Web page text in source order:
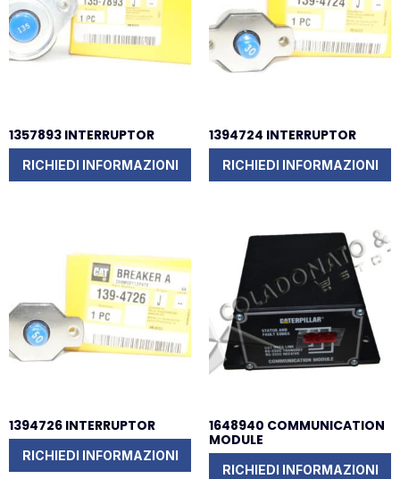
1357893 INTERRUPTOR
RICHIEDI INFORMAZIONI
1394724 INTERRUPTOR
RICHIEDI INFORMAZIONI
1394726 INTERRUPTOR
RICHIEDI INFORMAZIONI
1648940 COMMUNICATION
MODULE
RICHIEDI INFORMAZIONI